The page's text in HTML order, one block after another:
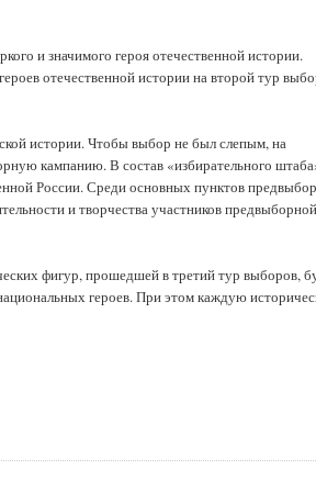
и значимого героя отечественной истории.
отечественной истории на второй тур
истории. Чтобы выбор не был слепым, на
кампанию. В состав «избирательного
России. Среди основных пунктов
и творчества участников предвыборной
фигур, прошедшей в третий тур выборов,
героев. При этом каждую